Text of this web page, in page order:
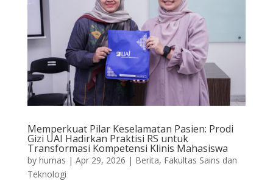
Memperkuat Pilar Keselamatan Pasien: Prodi
Gizi UAI Hadirkan Praktisi RS untuk
Transformasi Kompetensi Klinis Mahasiswa
by humas | Apr 29, 2026 | Berita, Fakultas Sains dan
Teknologi